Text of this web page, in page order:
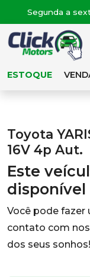
Segunda a
ESTOQUE
Toyota
16V 4p Aut.
Este
disponível
Você pode fazer
contato com
dos seus sonhos!